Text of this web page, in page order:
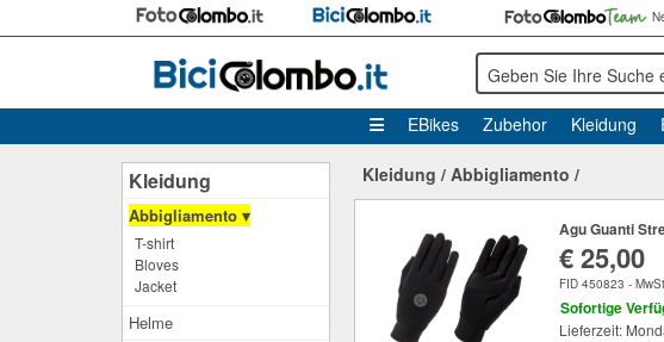
Geben Sie Ihre Suche
EBikes
Zubehor Kleidung
Kleidung
Abbigliamento ▾
T-shirt
Bloves
Jacket
Helme
Kleidung / Abbigliamento /
Agu Guanti
€ 25,00
FID 450823 -
Sofortige
Lieferzeit: